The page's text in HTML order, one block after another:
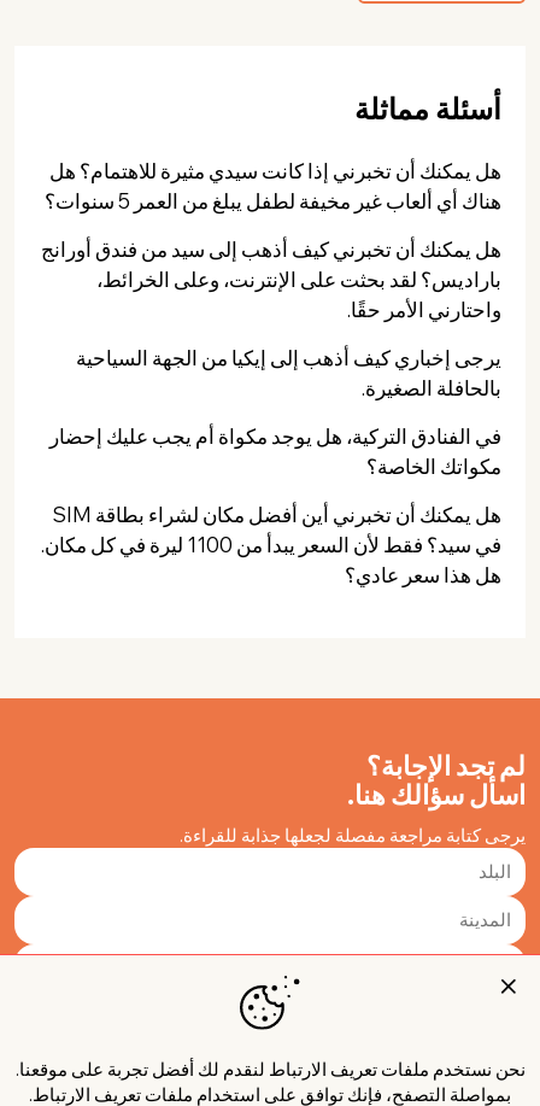
أسئلة مماثلة
هل يمكنك أن تخبرني إذا كانت سيدي مثيرة للاهتمام؟ هل
هناك أي ألعاب غير مخيفة لطفل يبلغ من العمر 5 سنوات؟
هل يمكنك أن تخبرني كيف أذهب إلى سيد من فندق أورانج
باراديس؟ لقد بحثت على الإنترنت، وعلى الخرائط،
واحتارني الأمر حقًا.
يرجى إخباري كيف أذهب إلى إيكيا من الجهة السياحية
بالحافلة الصغيرة.
في الفنادق التركية، هل يوجد مكواة أم يجب عليك إحضار
مكواتك الخاصة؟
هل يمكنك أن تخبرني أين أفضل مكان لشراء بطاقة SIM
في سيد؟ فقط لأن السعر يبدأ من 1100 ليرة في كل مكان.
هل هذا سعر عادي؟
لم تجد الإجابة؟
اسأل سؤالك هنا.
يرجى كتابة مراجعة مفصلة لجعلها جذابة للقراءة.
نحن نستخدم ملفات تعريف الارتباط لنقدم لك أفضل تجربة على موقعنا.
بمواصلة التصفح، فإنك توافق على استخدام ملفات تعريف الارتباط.